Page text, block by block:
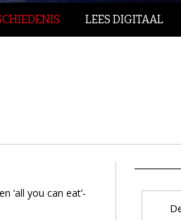
LEES DIGITAAL
‘all you can eat’-